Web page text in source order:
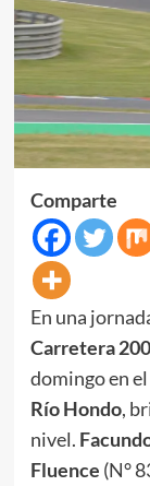
Comparte
En una
Carretera
domingo en el
Río Hondo,
nivel.
Fluence (N°